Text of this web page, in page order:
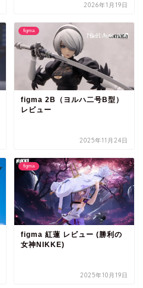
2026年1月19日
figma
figma 2B（ヨルハ二号B型）
レビュー
2025年11月24日
figma
figma 紅蓮 レビュー (勝利の
女神NIKKE)
2025年10月19日